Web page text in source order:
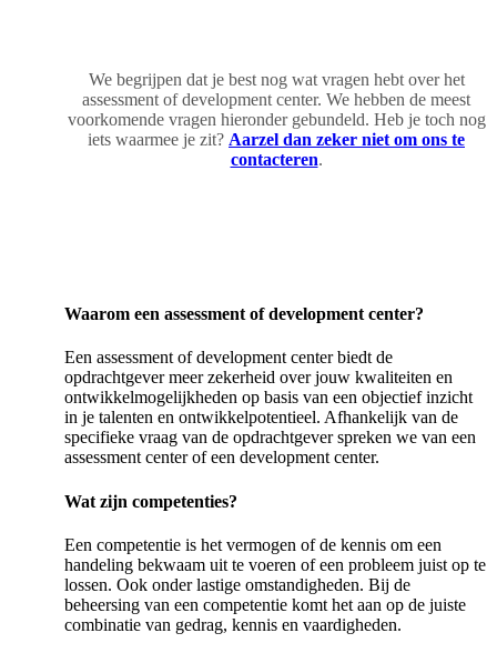
We begrijpen dat je best nog wat vragen hebt over het
assessment of development center. We hebben de meest
voorkomende vragen hieronder gebundeld. Heb je toch nog
iets waarmee je zit? Aarzel dan zeker niet om ons te
contacteren.
Waarom een assessment of development center?
Een assessment of development center biedt de
opdrachtgever meer zekerheid over jouw kwaliteiten en
ontwikkelmogelijkheden op basis van een objectief inzicht
in je talenten en ontwikkelpotentieel. Afhankelijk van de
specifieke vraag van de opdrachtgever spreken we van een
assessment center of een development center.
Wat zijn competenties?
Een competentie is het vermogen of de kennis om een
handeling bekwaam uit te voeren of een probleem juist op te
lossen. Ook onder lastige omstandigheden. Bij de
beheersing van een competentie komt het aan op de juiste
combinatie van gedrag, kennis en vaardigheden.